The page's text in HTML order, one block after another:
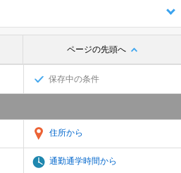
ページの先頭へ
保存中の条件
住所から
通勤通学時間から